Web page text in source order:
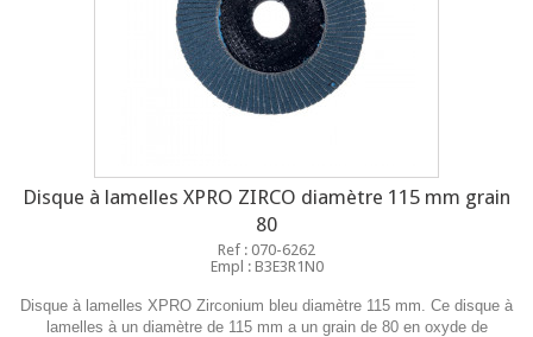
Disque à lamelles XPRO ZIRCO diamètre 115 mm grain
80
Ref : 070-6262
Empl : B3E3R1N0
Disque à lamelles XPRO Zirconium bleu diamètre 115 mm. Ce disque à
lamelles à un diamètre de 115 mm a un grain de 80 en oxyde de